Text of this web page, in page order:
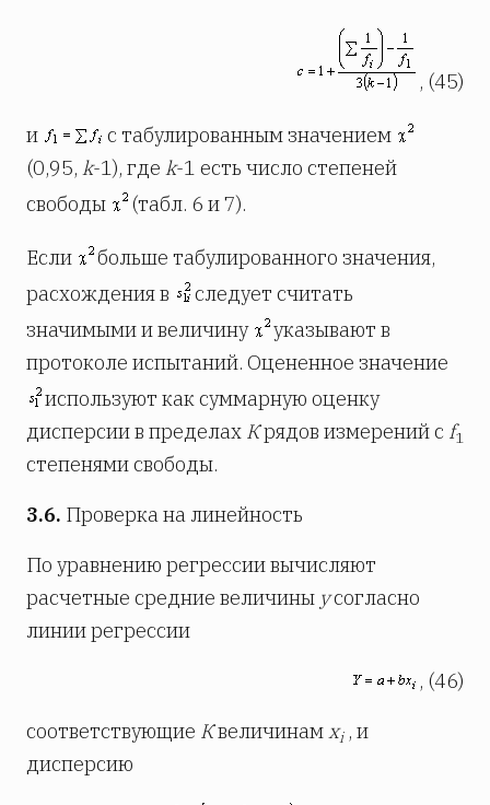
, (45)
и
с табулированным значением
(0,95, k-1), где k-1 есть число степеней
свободы
(табл. 6 и 7).
Если
больше табулированного значения,
расхождения в
следует считать
значимыми и величину
указывают в
протоколе испытаний. Оцененное значение
используют как суммарную оценку
дисперсии в пределах Крядов измерений с f1
степенями свободы.
3.6. Проверка на линейность
По уравнению регрессии вычисляют
расчетные средние величины усогласно
линии регрессии
, (46)
соответствующие Квеличинамxi, и
дисперсию